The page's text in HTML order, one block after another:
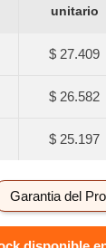
unitario
$ 27.409
$ 26.582
$ 25.197
Garantia del